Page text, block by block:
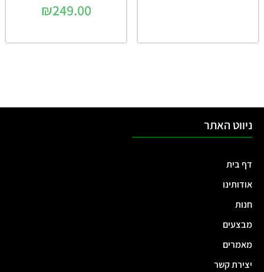
₪249.00
ניווט האתר
דף בית
אודותינו
חנות
מבצעים
מאמרים
יצירת קשר